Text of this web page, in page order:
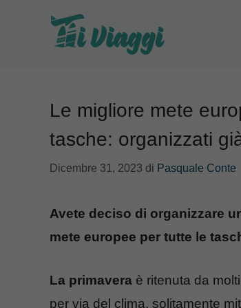
Le migliore mete
tasche: organizzati
Dicembre 31, 2023 di Pasquale Conte
Avete deciso di organizzare
mete europee per tutte le
La primavera è ritenuta da
per via del clima, solitamente